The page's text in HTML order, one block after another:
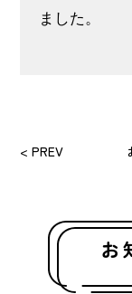
ました。
< PREV
お